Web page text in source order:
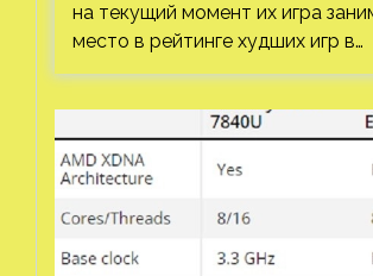
на текущий момент их игра
место в рейтинге худших игр в…